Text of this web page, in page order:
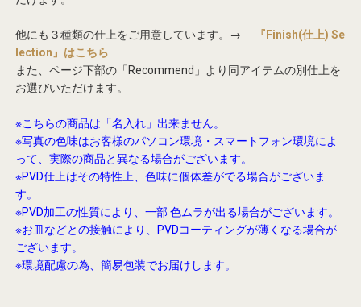
他にも３種類の仕上をご用意しています。→
『Finish(仕上) Se
lection』はこちら
また、ページ下部の「Recommend」より同アイテムの別仕上を
お選びいただけます。
※こちらの商品は「名入れ」出来ません。
※写真の色味はお客様のパソコン環境・スマートフォン環境によ
って、実際の商品と異なる場合がございます。
※PVD仕上はその特性上、色味に個体差がでる場合がございま
す。
※PVD加工の性質により、一部 色ムラが出る場合がございます。
※お皿などとの接触により、PVDコーティングが薄くなる場合が
ございます。
※環境配慮の為、簡易包装でお届けします。